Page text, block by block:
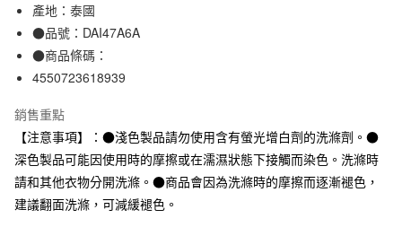
合作金庫商業銀行
華南商業銀行
上海商業儲蓄銀行
臺灣中小企業銀行
匯豐（台灣）商業銀行
聯邦商業銀行
元大商業銀行
永豐商業銀行
玉山商業銀行
星展（台灣）商業銀行
台新國際商業銀行
中國信託商業銀行
台灣樂天信用卡公司
超商取貨付款
LINE Pay
Apple Pay
街口支付
悠遊付
運送方式
產地：泰國
●品號：DAI47A6A
●商品條碼：
4550723618939
銷售重點
【注意事項】：●淺色製品請勿使用含有螢光增白劑的洗滌劑。●
深色製品可能因使用時的摩擦或在濡濕狀態下接觸而染色。洗滌時
請和其他衣物分開洗滌。●商品會因為洗滌時的摩擦而逐漸褪色，
建議翻面洗滌，可減緩褪色。